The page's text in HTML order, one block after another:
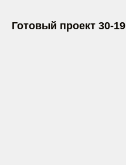
Готовый проект 30-19